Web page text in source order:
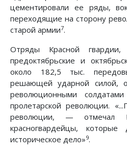
цементировали ее ряды,
переходящие на сторону
старой армии7.
Отряды Красной
предоктябрьские и
около 182,5 тыс.
решающей ударной силой,
революционными
пролетарской революции.
революции, —
красногвардейцы,
историческое дело»9.